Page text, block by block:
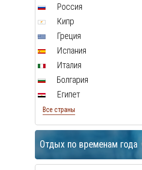
Россия
Кипр
Греция
Испания
Италия
Болгария
Египет
Все страны
Отдых по временам года